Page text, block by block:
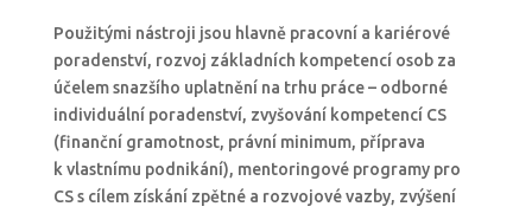
Použitými nástroji jsou hlavně pracovní a kariérové
poradenství, rozvoj základních kompetencí osob za
účelem snazšího uplatnění na trhu práce – odborné
individuální poradenství, zvyšování kompetencí CS
(finanční gramotnost, právní minimum, příprava
k vlastnímu podnikání), mentoringové programy pro
CS s cílem získání zpětné a rozvojové vazby, zvýšení